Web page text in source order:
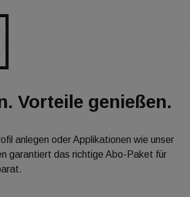
liegen. Zwar können Technologie und
die Ausgaben für die medizinische
stiegen die Gesamtausgaben
24 Prozent.
Vorteile genießen.
anlegen oder Applikationen wie unser
garantiert das richtige Abo-Paket für